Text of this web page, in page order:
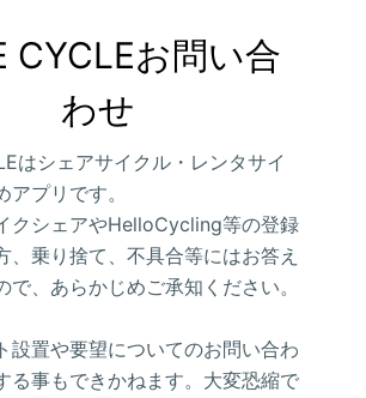
CYCLEお問い合
わせ
はシェアサイクル・レンタサイ
アプリです。
クシェアやHelloCycling等の登録
、乗り捨て、不具合等にはお答え
で、あらかじめご承知ください。
設置や要望についてのお問い合わ
る事もできかねます。大変恐縮で